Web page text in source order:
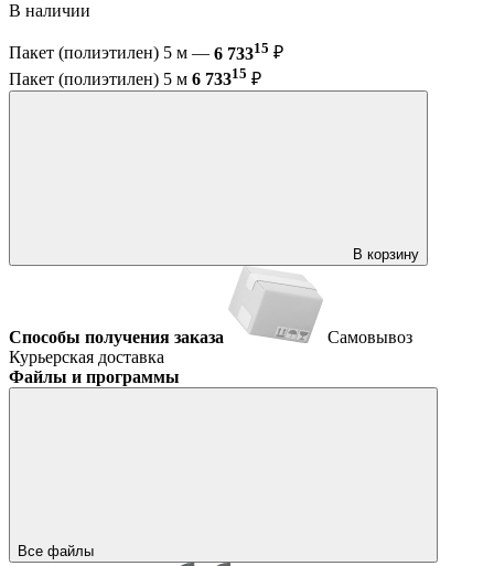
В наличии
Пакет (полиэтилен) 5 м — 6 73315 ₽
Пакет (полиэтилен) 5 м 6 73315 ₽
В корзину
Способы получения заказа
Самовывоз
Курьерская доставка
Файлы и программы
Все файлы